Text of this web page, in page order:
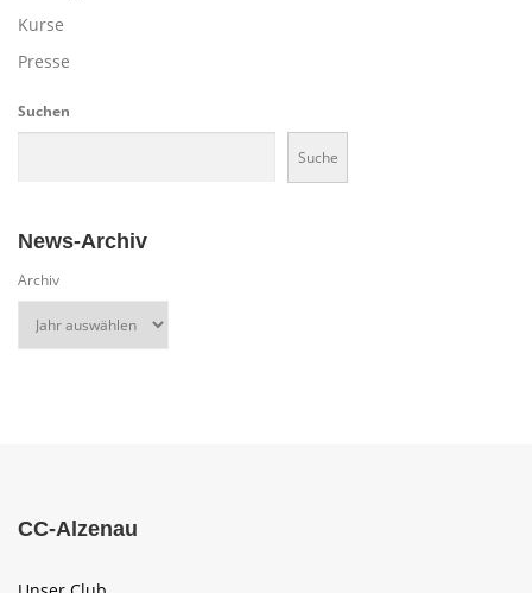
Kurse
Presse
Suchen
Suche
News-Archiv
Archiv
CC-Alzenau